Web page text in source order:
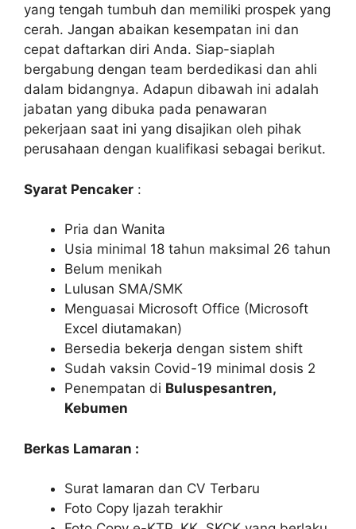
yang tengah tumbuh dan memiliki prospek yang
cerah. Jangan abaikan kesempatan ini dan
cepat daftarkan diri Anda. Siap-siaplah
bergabung dengan team berdedikasi dan ahli
dalam bidangnya. Adapun dibawah ini adalah
jabatan yang dibuka pada penawaran
pekerjaan saat ini yang disajikan oleh pihak
perusahaan dengan kualifikasi sebagai berikut.
Syarat Pencaker :
Pria dan Wanita
Usia minimal 18 tahun maksimal 26 tahun
Belum menikah
Lulusan SMA/SMK
Menguasai Microsoft Office (Microsoft
Excel diutamakan)
Bersedia bekerja dengan sistem shift
Sudah vaksin Covid-19 minimal dosis 2
Penempatan di Buluspesantren,
Kebumen
Berkas Lamaran :
Surat lamaran dan CV Terbaru
Foto Copy Ijazah terakhir